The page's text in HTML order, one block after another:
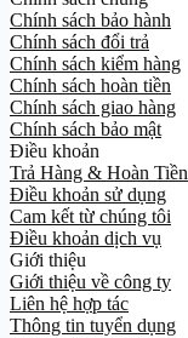
Chính sách bảo hành
Chính sách đổi trả
Chính sách kiểm hàng
Chính sách hoàn tiền
Chính sách giao hàng
Chính sách bảo mật
Điều khoản
Trả Hàng & Hoàn Tiền
Điều khoản sử dụng
Cam kết từ chúng tôi
Điều khoản dịch vụ
Giới thiệu
Giới thiệu về công ty
Liên hệ hợp tác
Thông tin tuyển dụng